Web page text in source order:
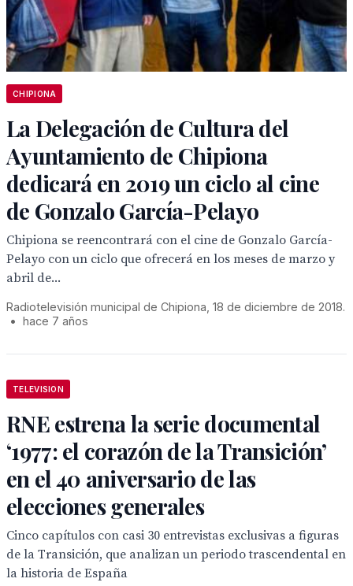
CHIPIONA
La Delegación de Cultura del
Ayuntamiento de Chipiona
dedicará en 2019 un ciclo al cine
de Gonzalo García-Pelayo
Chipiona se reencontrará con el cine de Gonzalo García-
Pelayo con un ciclo que ofrecerá en los meses de marzo y
abril de...
Radiotelevisión municipal de Chipiona, 18 de diciembre de 2018.
• hace 7 años
TELEVISION
RNE estrena la serie documental
‘1977: el corazón de la Transición’
en el 40 aniversario de las
elecciones generales
Cinco capítulos con casi 30 entrevistas exclusivas a figuras
de la Transición, que analizan un periodo trascendental en
la historia de España